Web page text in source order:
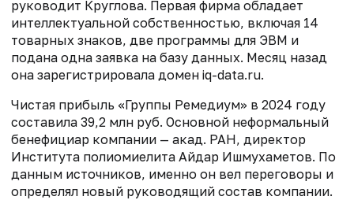
руководит Круглова. Первая фирма обладает
интеллектуальной собственностью, включая 14
товарных знаков, две программы для ЭВМ и
подана одна заявка на базу данных. Месяц назад
она зарегистрировала домен iq-data.ru.
Чистая прибыль «Группы Ремедиум» в 2024 году
составила 39,2 млн руб. Основной неформальный
бенефициар компании — акад. РАН, директор
Института полиомиелита Айдар Ишмухаметов. По
данным источников, именно он вел переговоры и
определял новый руководящий состав компании.